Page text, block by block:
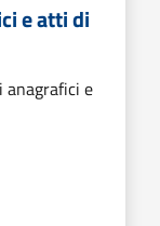
e atti di
anagrafici e